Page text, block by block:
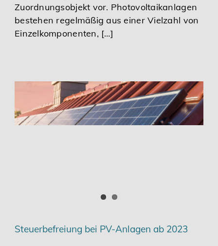
Zuordnungsobjekt vor. Photovoltaikanlagen
bestehen regelmäßig aus einer Vielzahl von
Einzelkomponenten, […]
Steuerbefreiung bei PV-Anlagen ab 2023